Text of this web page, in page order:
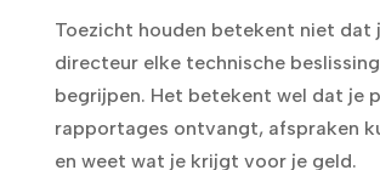
Toezicht houden betekent niet dat
directeur elke technische
begrijpen. Het betekent wel dat je
rapportages ontvangt, afspraken
en weet wat je krijgt voor je geld.